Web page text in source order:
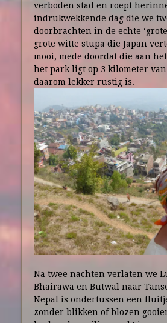
verboden stad en roept
indrukwekkende dag die we
doorbrachten in de echte
grote witte stupa die Japan
mooi, mede doordat die aan
het park ligt op 3 kilometer
daarom lekker rustig is.
Na twee nachten verlaten we
Bhairawa en Butwal naar
Nepal is ondertussen een
zonder blikken of blozen